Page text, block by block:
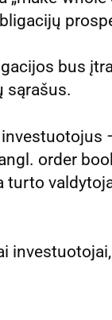
bus
sąrašus.
order
turto